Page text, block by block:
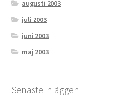
augusti 2003
juli 2003
juni 2003
maj 2003
Senaste inläggen